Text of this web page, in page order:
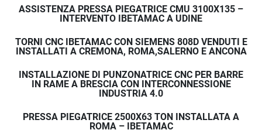
ASSISTENZA PRESSA PIEGATRICE CMU 3100X135 –
INTERVENTO IBETAMAC A UDINE
TORNI CNC IBETAMAC CON SIEMENS 808D VENDUTI E
INSTALLATI A CREMONA, ROMA,SALERNO E ANCONA
INSTALLAZIONE DI PUNZONATRICE CNC PER BARRE
IN RAME A BRESCIA CON INTERCONNESSIONE
INDUSTRIA 4.0
PRESSA PIEGATRICE 2500X63 TON INSTALLATA A
ROMA – IBETAMAC